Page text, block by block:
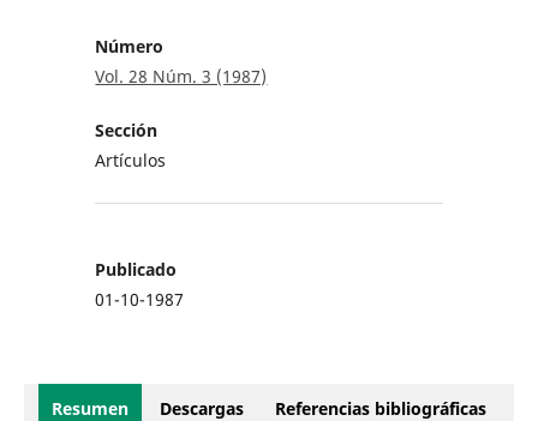
Número
Vol. 28 Núm. 3 (1987)
Sección
Artículos
Publicado
01-10-1987
Resumen Descargas Referencias bibliográficas